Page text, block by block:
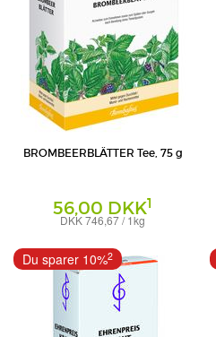
BROMBEERBLÄTTER Tee, 75 g
56,00 DKK1
DKK 746,67 / 1kg
Bombastus-Werke AG
Du sparer 10%2